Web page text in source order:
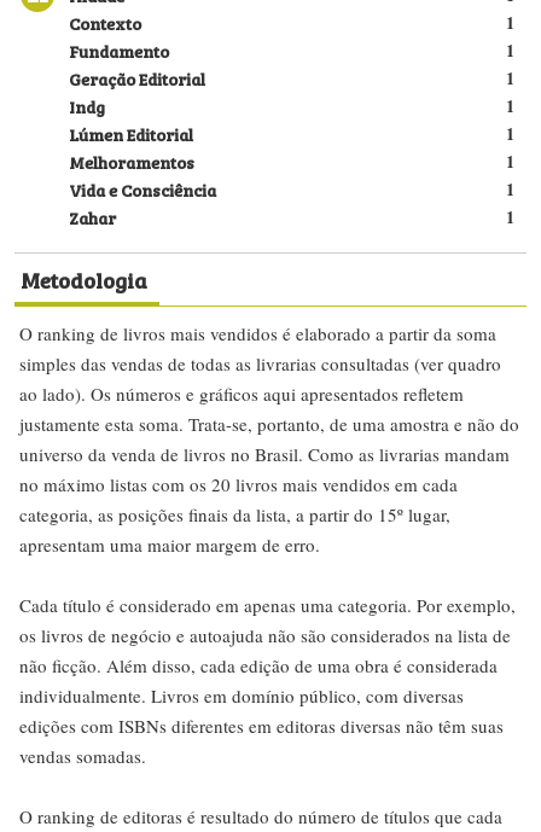
1
Contexto
1
Fundamento
1
Geração Editorial
1
Indg
1
Lúmen Editorial
1
Melhoramentos
1
Vida e Consciência
1
Zahar
Metodologia
O ranking de livros mais vendidos é elaborado a partir da soma
simples das vendas de todas as livrarias consultadas (ver quadro
ao lado). Os números e gráficos aqui apresentados refletem
justamente esta soma. Trata-se, portanto, de uma amostra e não do
universo da venda de livros no Brasil. Como as livrarias mandam
no máximo listas com os 20 livros mais vendidos em cada
categoria, as posições finais da lista, a partir do 15º lugar,
apresentam uma maior margem de erro.
Cada título é considerado em apenas uma categoria. Por exemplo,
os livros de negócio e autoajuda não são considerados na lista de
não ficção. Além disso, cada edição de uma obra é considerada
individualmente. Livros em domínio público, com diversas
edições com ISBNs diferentes em editoras diversas não têm suas
vendas somadas.
O ranking de editoras é resultado do número de títulos que cada